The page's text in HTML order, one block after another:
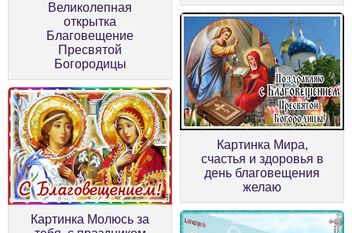
Великолепная
открытка
Благовещение
Пресвятой
Богородицы
Картинка Молюсь за
Картинка Мира,
счастья и здоровья в
день благовещения
желаю